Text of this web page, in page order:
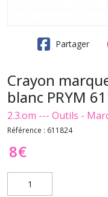
Partager
Crayon
blanc PRYM
2.3.om --- Outils -
Référence : 611824
8€